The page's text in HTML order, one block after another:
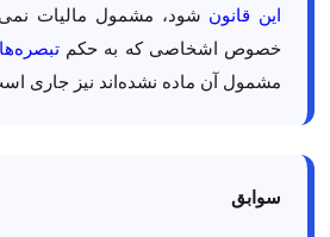
این قانون شود، مشمول مالیات
خصوص اشخاصی که به حکم تبصره‌های (2) و
مشمول آن ماده نشده‌اند نیز جاری
سوابق